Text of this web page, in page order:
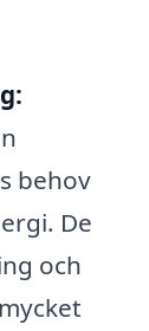
behov
De
och